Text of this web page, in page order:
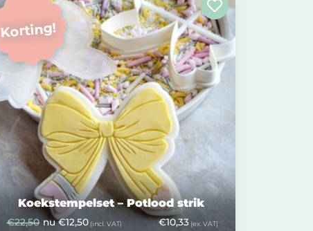
Korting!
Koekstempelset – Potlood strik
€22,50 nu €12,50(incl. VAT) €10,33 (ex. VAT)